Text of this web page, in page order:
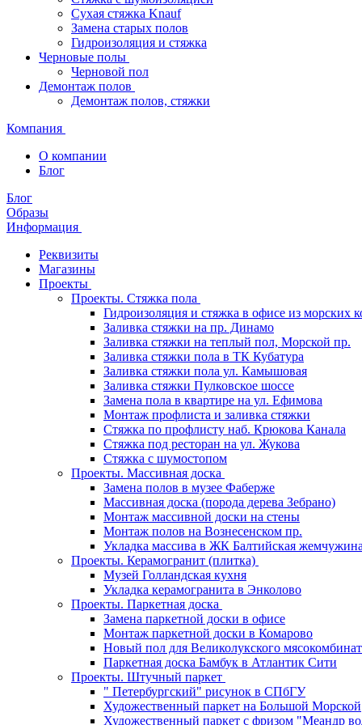
Сухая стяжка Knauf
Замена старых полов
Гидроизоляция и стяжка
Черновые полы
Черновой пол
Демонтаж полов
Демонтаж полов, стяжки
Компания
О компании
Блог
Блог
Образы
Информация
Реквизиты
Магазины
Проекты
Проекты. Стяжка пола
Гидроизоляция и стяжка в офисе из морских
Заливка стяжки на пр. Динамо
Заливка стяжки на теплый пол, Морской пр.
Заливка стяжки пола в ТК Кубатура
Заливка стяжки пола ул. Камышовая
Заливка стяжки Пулковское шоссе
Замена пола в квартире на ул. Ефимова
Монтаж профлиста и заливка стяжки
Стяжка по профлисту наб. Крюкова Канала
Стяжка под ресторан на ул. Жукова
Стяжка с шумостопом
Проекты. Массивная доска
Замена полов в музее Фаберже
Массивная доска (порода дерева Зебрано)
Монтаж массивной доски на стены
Монтаж полов на Вознесенском пр.
Укладка массива в ЖК Балтийская жемчужина
Проекты. Керамогранит (плитка)
Музей Голландская кухня
Укладка керамогранита в Энколово
Проекты. Паркетная доска
Замена паркетной доски в офисе
Монтаж паркетной доски в Комарово
Новый пол для Великолукского
Паркетная доска Бамбук в Атлантик Сити
Проекты. Штучный паркет
" Петербургский" рисунок в СПбГУ
Художественный паркет на Большой Морской
Художественный паркет с фризом "Меандр